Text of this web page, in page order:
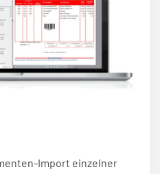
Import einzelner